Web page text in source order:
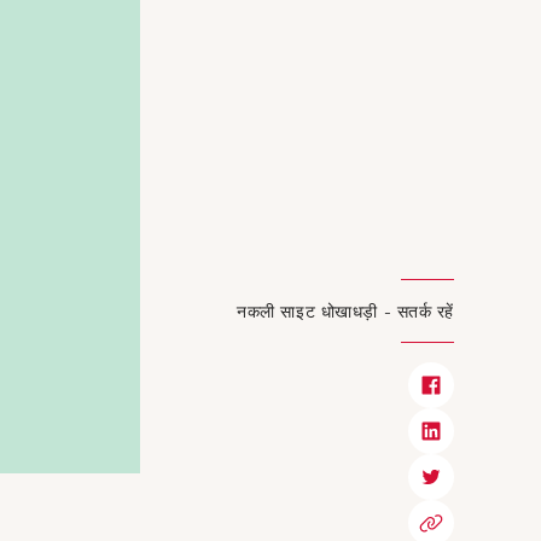
नकली साइट धोखाधड़ी - सतर्क रहें